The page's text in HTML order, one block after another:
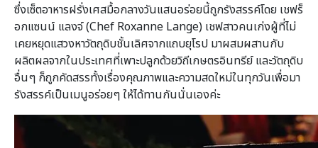
ซึ่งเซ็ตอาหารฝรั่งเศสมื้อกลางวันแสนอร่อยนี้ถูกรังสรรค์โดย เชฟร็
อกแซนน์ แลงจ์ (Chef Roxanne Lange) เชฟสาวคนเก่งผู้ที่ไม่
เคยหยุดแสวงหาวัตถุดิบชั้นเลิศจากแถบยุโรป มาผสมผสานกับ
ผลิตผลจากในประเทศที่เพาะปลูกด้วยวิถีเกษตรอินทรีย์ และวัตถุดิบ
อื่นๆ ก็ถูกคัดสรรทั้งเรื่องคุณภาพและความสดใหม่ในทุกวันเพื่อมา
รังสรรค์เป็นเมนูอร่อยๆ ให้ได้ทานกันนั่นเองค่ะ